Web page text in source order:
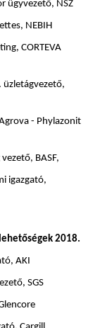
ügyvezető, NSZ
NEBIH
CORTEVA
üzletágvezető,
- Phylazonit
BASF,
igazgató,
2018.
AKI
SGS